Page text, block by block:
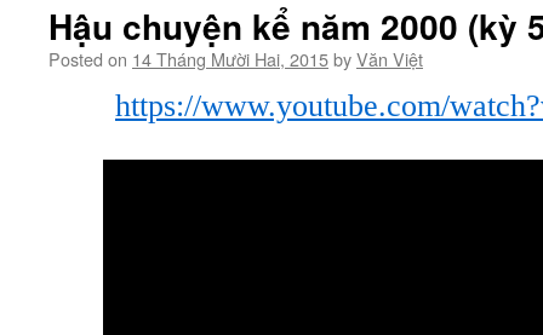
Hậu chuyện kể năm 2000 (kỳ
Posted on 14 Tháng Mười Hai, 2015byVăn Việt
https://www.youtube.com/